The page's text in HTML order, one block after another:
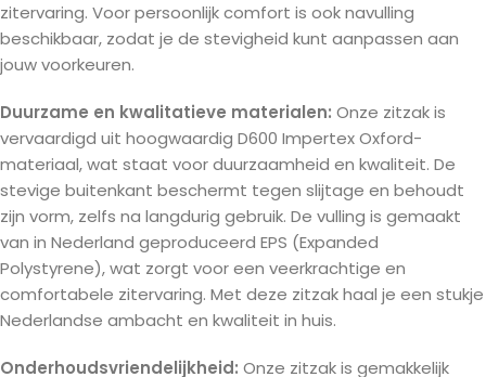
zitervaring. Voor persoonlijk comfort is ook navulling
beschikbaar, zodat je de stevigheid kunt aanpassen aan
jouw voorkeuren.
Duurzame en kwalitatieve materialen: Onze zitzak is
vervaardigd uit hoogwaardig D600 Impertex Oxford-
materiaal, wat staat voor duurzaamheid en kwaliteit. De
stevige buitenkant beschermt tegen slijtage en behoudt
zijn vorm, zelfs na langdurig gebruik. De vulling is gemaakt
van in Nederland geproduceerd EPS (Expanded
Polystyrene), wat zorgt voor een veerkrachtige en
comfortabele zitervaring. Met deze zitzak haal je een stukje
Nederlandse ambacht en kwaliteit in huis.
Onderhoudsvriendelijkheid: Onze zitzak is gemakkelijk